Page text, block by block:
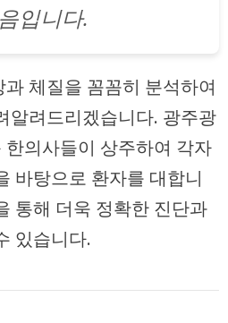
입니다.
체질을 꼼꼼히 분석하여
알려드리겠습니다. 광주광
의사들이 상주하여 각자
바탕으로 환자를 대합니
통해 더욱 정확한 진단과
있습니다.